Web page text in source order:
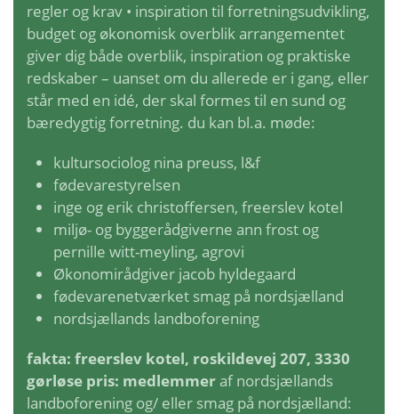
regler og krav • inspiration til forretningsudvikling,
budget og økonomisk overblik arrangementet
giver dig både overblik, inspiration og praktiske
redskaber – uanset om du allerede er i gang, eller
står med en idé, der skal formes til en sund og
bæredygtig forretning. du kan bl.a. møde:
kultursociolog nina preuss, l&f
fødevarestyrelsen
inge og erik christoffersen, freerslev kotel
miljø- og byggerådgiverne ann frost og
pernille witt-meyling, agrovi
Økonomirådgiver jacob hyldegaard
fødevarenetværket smag på nordsjælland
nordsjællands landboforening
fakta: freerslev kotel, roskildevej 207, 3330
gørløse pris: medlemmeraf nordsjællands
landboforening og/ eller smag på nordsjælland: